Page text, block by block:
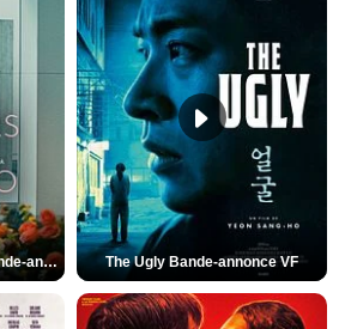
Des Fleurs pour Tokyo Bande-annonce VO STFR The Ugly Bande-annonce VF